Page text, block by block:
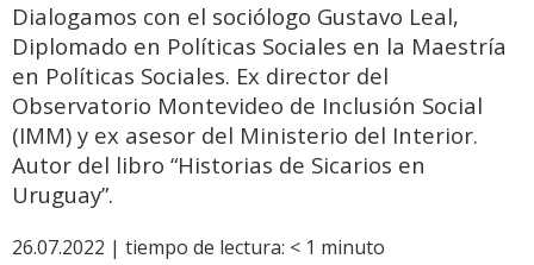
Dialogamos con el sociólogo Gustavo Leal,
Diplomado en Políticas Sociales en la Maestría
en Políticas Sociales. Ex director del
Observatorio Montevideo de Inclusión Social
(IMM) y ex asesor del Ministerio del Interior.
Autor del libro “Historias de Sicarios en
Uruguay”.
26.07.2022 | tiempo de lectura: < 1 minuto